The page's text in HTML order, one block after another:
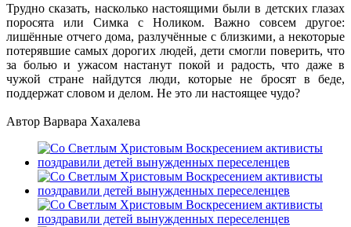
Трудно сказать, насколько настоящими были в детских глазах
поросята или Симка с Ноликом. Важно совсем другое:
лишённые отчего дома, разлучённые с близкими, а некоторые
потерявшие самых дорогих людей, дети смогли поверить, что
за болью и ужасом настанут покой и радость, что даже в
чужой стране найдутся люди, которые не бросят в беде,
поддержат словом и делом. Не это ли настоящее чудо?
Автор Варвара Хахалева